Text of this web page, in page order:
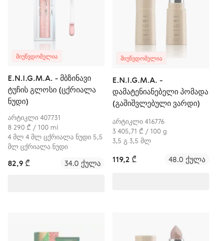
ᲛᲘᲣᲬᲕᲓᲝᲛᲔᲚᲘᲐ
E.N.I.G.M.A. - მბზინავი
ტუჩის გლოსი (ცქრიალა
ნუდი)
არტიკლი 407731
8 290 ₾ / 100 ml
4 მლ 4 მლ ცქრიალა ნუდი 5,5
მლ ცქრიალა ნუდი
82,9 ₾ 34.0 ქულა
ᲛᲘᲣᲬᲕᲓᲝᲛᲔᲚᲘᲐ
E.N.I.G.M.A. -
დამატენიანებელი პომადა
(გაშიშვლებული ვარდი)
არტიკლი 416776
3 405,71 ₾ / 100 g
3,5 გ 3,5 მლ
119,2 ₾ 48.0 ქულა